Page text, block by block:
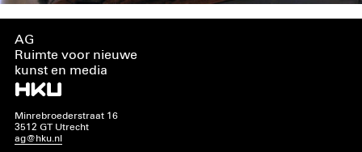
AG
Ruimte voor nieuwe
kunst en media
Minrebroederstraat 16
3512 GT Utrecht
ag@hku.nl